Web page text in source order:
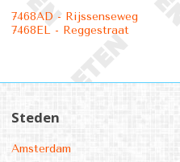
7468AD - Rijssenseweg
7468EL - Reggestraat
Steden
Amsterdam